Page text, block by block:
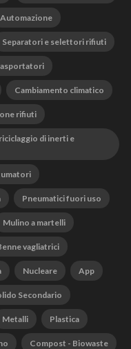
Automazione
Separatori e selettori rifiuti
Cambiamento climatico
rifiuti
di inerti e
Pneumatici fuori uso
Mulino a martelli
vagliatrici
Nucleare App
Secondario
Metalli Plastica
Compost - Biowaste